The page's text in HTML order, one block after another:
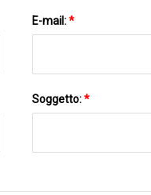
E-mail:*
Soggetto:*